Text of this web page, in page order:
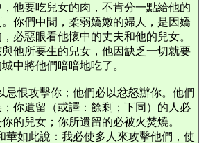
他要吃兒女的肉，不肯分一點給他的
你們中間，柔弱嬌嫩的婦人，是因嬌
必惡眼看他懷中的丈夫和他的兒女。
他所要生的兒女，他因缺乏一切就要
中將他們暗暗地吃了。
忌恨攻擊你；他們必以忿怒辦你。他們
你遺留（或譯：餘剩；下同）的人必
的兒女；你所遺留的必被火焚燒。
華如此說：我必使多人來攻擊他們，使